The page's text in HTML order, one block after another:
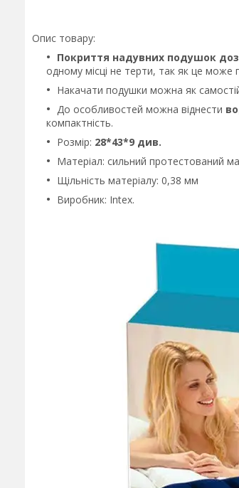
Опис товару:
Покриття надувних подушок
одному місці не терти, так як це
Накачати подушки можна як
До особливостей можна віднести
компактність.
Розмір: 28*43*9 див.
Матеріал: сильний протестований
Щільність матеріалу: 0,38 мм
Виробник: Intex.